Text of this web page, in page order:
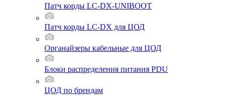
Патч корды LC-DX-UNIBOOT
Патч корды LC-DX для ЦОД
Органайзеры кабельные для ЦОД
Блоки распределения питания PDU
ЦОД по брендам